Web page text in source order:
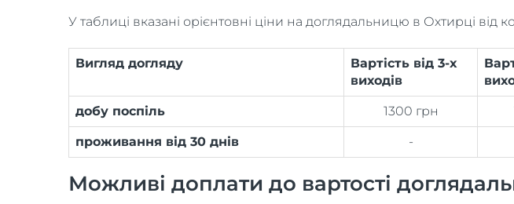
У таблиці вказані орієнтовні ціни на доглядальницю в Охтирці від
Вигляд догляду
Вартість від 3-х
виходів
добу поспіль 1300 грн
проживання від 30 днів -
Можливі доплати до вартості